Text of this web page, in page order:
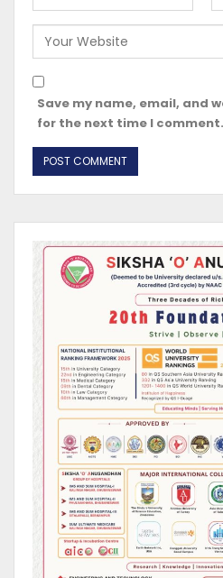
Save my name, email, and
for the next time I comment.